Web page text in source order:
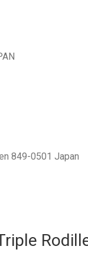
849-0501 Japan